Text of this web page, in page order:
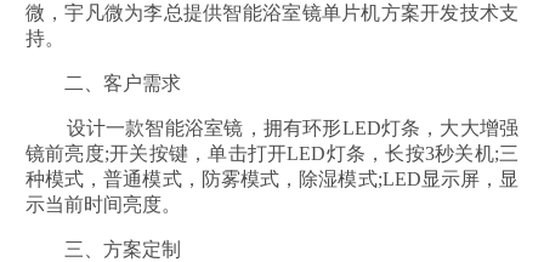
微，宇凡微为李总提供智能浴室镜单片机方案开发技术支
持。
二、客户需求
设计一款智能浴室镜，拥有环形LED灯条，大大增强
镜前亮度;开关按键，单击打开LED灯条，长按3秒关机;三
种模式，普通模式，防雾模式，除湿模式;LED显示屏，显
示当前时间亮度。
三、方案定制